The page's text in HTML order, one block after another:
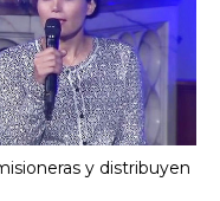
y distribuyen